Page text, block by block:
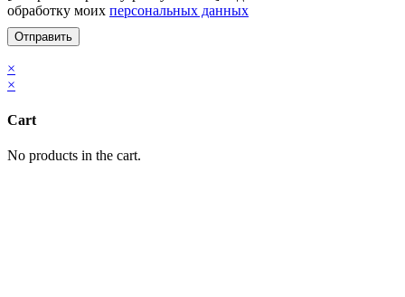
обработку моих персональных данных
×
×
Cart
No products in the cart.